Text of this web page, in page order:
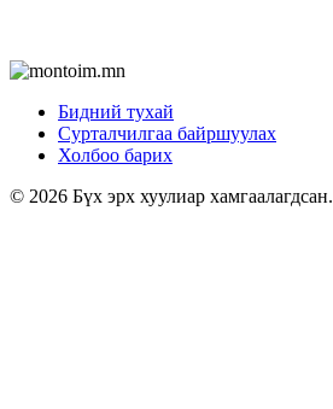
Бидний тухай
Сурталчилгаа байршуулах
Холбоо барих
© 2026 Бүх эрх хуулиар хамгаалагдсан.